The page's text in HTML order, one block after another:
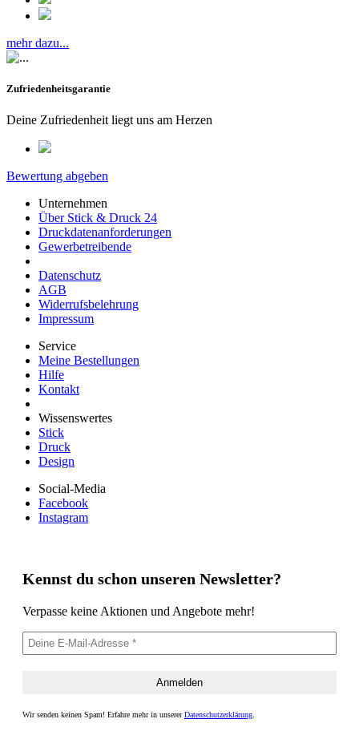
mehr dazu...
Zufriedenheitsgarantie
Deine Zufriedenheit liegt uns am Herzen
Bewertung abgeben
Unternehmen
Über Stick & Druck 24
Druckdatenanforderungen
Gewerbetreibende
Datenschutz
AGB
Widerrufsbelehrung
Impressum
Service
Meine Bestellungen
Hilfe
Kontakt
Wissenswertes
Stick
Druck
Design
Social-Media
Facebook
Instagram
Kennst du schon unseren Newsletter?
Verpasse keine Aktionen und Angebote mehr!
Wir senden keinen Spam! Erfahre mehr in unsererDatenschutzerklärung